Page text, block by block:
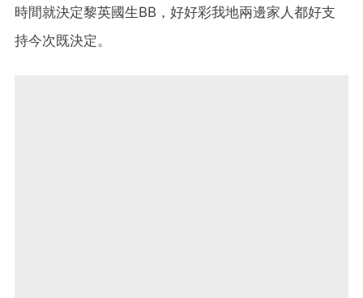
時間就決定黎英國生BB， 好好彩我地兩邊家人都好支
持今次既決定。